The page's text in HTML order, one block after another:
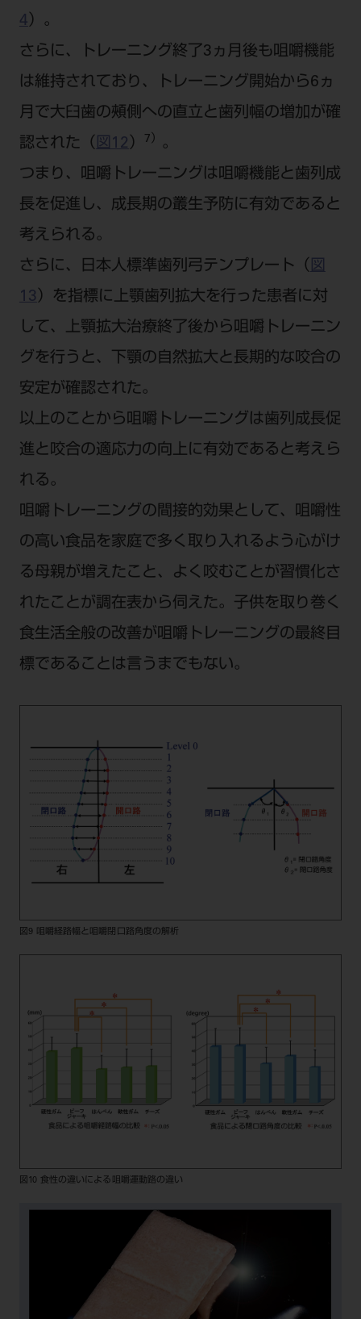
4）。
さらに、トレーニング終了3ヵ月後も咀嚼機能
は維持されており、トレーニング開始から6ヵ
月で大臼歯の頰側への直立と歯列幅の増加が確
認された（ 図12 ） 7）
。
つまり、咀嚼トレーニングは咀嚼機能と歯列成
長を促進し、成長期の叢生予防に有効であると
考えられる。
さらに、日本人標準歯列弓テンプレート（ 図
13 ）を指標に上顎歯列拡大を行った患者に対
して、上顎拡大治療終了後から咀嚼トレーニン
グを行うと、下顎の自然拡大と長期的な咬合の
安定が確認された。
以上のことから咀嚼トレーニングは歯列成長促
進と咬合の適応力の向上に有効であると考えら
れる。
咀嚼トレーニングの間接的効果として、咀嚼性
の高い食品を家庭で多く取り入れるよう心がけ
る母親が増えたこと、よく咬むことが習慣化さ
れたことが調在表から伺えた。子供を取り巻く
食生活全般の改善が咀嚼トレーニングの最終目
標であることは言うまでもない。
図9 咀嚼経路幅と咀嚼閉口路角度の解析
図10 食性の違いによる咀嚼運動路の違い